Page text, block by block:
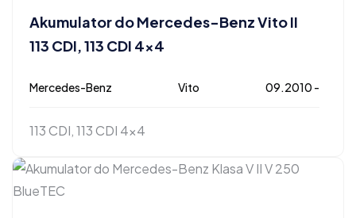
Akumulator do Mercedes-Benz Vito II
113 CDI, 113 CDI 4×4
Mercedes-Benz Vito 09.2010 -
113 CDI, 113 CDI 4x4